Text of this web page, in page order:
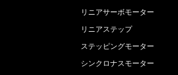
リニアサーボモーター
リニアステップ
ステッピングモーター
シンクロナスモーター